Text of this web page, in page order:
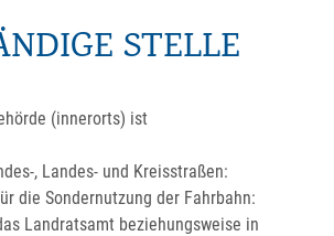
STELLE
(innerorts) ist
, Landes- und Kreisstraßen:
die Sondernutzung der Fahrbahn:
Landratsamt beziehungsweise in